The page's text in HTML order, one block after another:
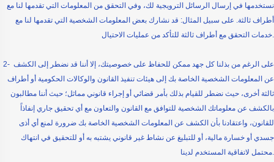
نستخدمها في إرسال الرسائل الترويجية لك، وفي التحقق من المعلومات التي تقدمها لنا مع
أطراف ثالثة. على سبيل المثال: قد نشارك بعض المعلومات الشخصية التي تقدمها لنا مع
خدمات التحقق مع أطراف ثالثة للتأكد من عمليات الاحتيال.
2- على الرغم من بذلنا كل جهد ممكن للحفاظ على خصوصيتك، إلا أننا قد نضطر إلى الكشف
عن المعلومات الشخصية الخاصة بك إلى هيئات تنفيذ القانون والوكالات الحكومية أو أطراف
ثالثة أخرى، حيث نضطر للقيام بذلك بأمر قضائي أو إجراء قانوني مماثل؛ حيث أننا مطالبون
بالكشف عن معلوماتك الشخصية للتوافق مع القانون والتعاون مع أي تحقيق جاري إنفاذاً
للقانون، واعتقادنا بأن الكشف عن المعلومات الشخصية الخاصة بك ضرورة لمنع أي أذى
جسدي أو خسارة مالية، أو للتبليغ عن نشاط غير قانوني يشتبه به أو للتحقيق في انتهاك
محتمل لاتفاقية المستخدم لدينا.